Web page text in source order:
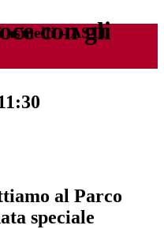
asinelli – ASTI
con gli
al Parco
speciale